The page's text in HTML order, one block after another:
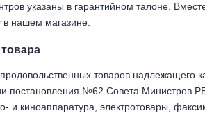
указаны в гарантийном талоне.
в нашем магазине.
товаров
постановления №62 Совета Министров
и киноаппаратура, электротовары,